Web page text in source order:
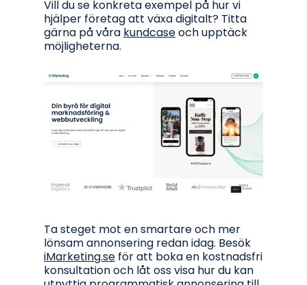
Vill du se konkreta exempel på hur vi
hjälper företag att växa digitalt? Titta
gärna på våra kundcaseoch upptäck
möjligheterna.
Ta steget mot en smartare och mer
lönsam annonsering redan idag. Besök
iMarketing.se för att boka en kostnadsfri
konsultation och låt oss visa hur du kan